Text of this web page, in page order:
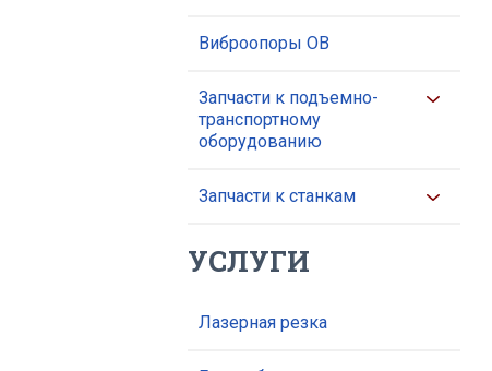
Виброопоры ОВ
Запчасти к подъемно-
транспортному
оборудованию
Запчасти к станкам
УСЛУГИ
Лазерная резка